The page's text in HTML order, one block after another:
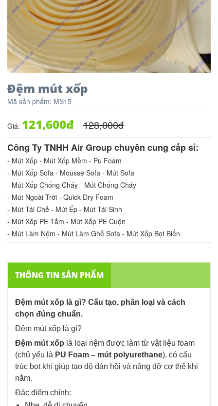
Đệm mút xốp
Mã sản phẩm: MS15
Giá: 121,600đ 128,000đ
Công Ty TNHH Air Group chuyên cung cấp sỉ:
- Mút Xốp - Mút Xốp Mềm - Pu Foam
- Mút Xốp Sofa - Mousse Sofa - Mút Sofa
- Mút Xốp Chống Cháy - Mút Chống Cháy
- Mút Ngoài Trời - Quick Dry Foam
- Mút Tái Chế - Mút Ép - Mút Tái Sinh
- Mút Xốp PE Tấm - Mút Xốp PE Cuộn
- Mút Làm Nệm - Mút Làm Ghế Sofa - Mút Xốp Bọt Biển
THÔNG TIN SẢN PHẨM
Đệm mút xốp là gì? Cấu tạo, phân loại và cách
chọn đúng chuẩn.
Đệm mút xốp là gì?
Đệm mút xốp là loại nệm được làm từ vật liệu foam
(chủ yếu là PU Foam – mút polyurethane), có cấu
trúc bọt khí giúp tạo độ đàn hồi và nâng đỡ cơ thể khi
nằm.
Đặc điểm chính: